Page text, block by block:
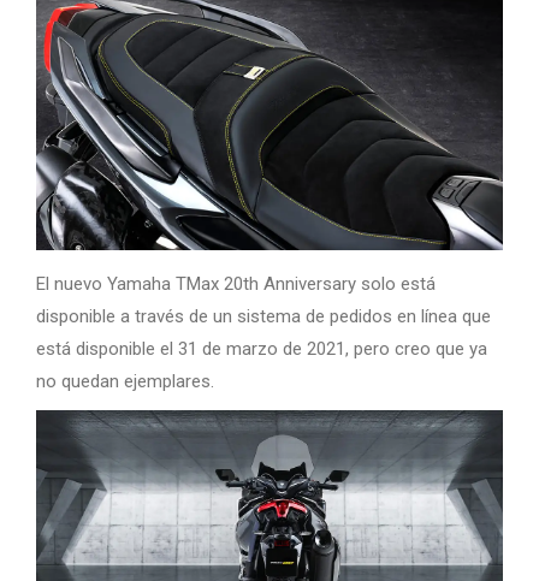
El nuevo Yamaha TMax 20th Anniversary solo está
disponible a través de un sistema de pedidos en línea que
está disponible el 31 de marzo de 2021, pero creo que ya
no quedan ejemplares.